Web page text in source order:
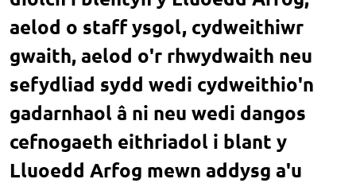
aelod o staff ysgol, cydweithiwr
gwaith, aelod o'r rhwydwaith neu
sefydliad sydd wedi cydweithio'n
gadarnhaol â ni neu wedi dangos
cefnogaeth eithriadol i blant y
Lluoedd Arfog mewn addysg a'u